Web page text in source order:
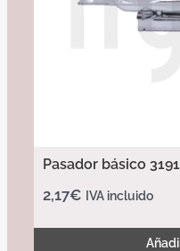
Pasador básico
2,17€ IVA incluido